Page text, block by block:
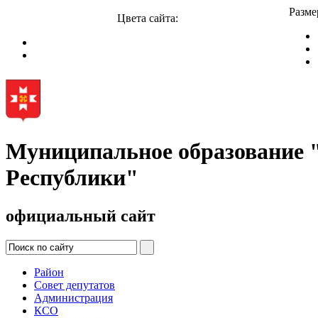
Цвета сайта:
Муниципальное
Республики"
официальный сайт
Район
Совет депутатов
Администрация
КСО